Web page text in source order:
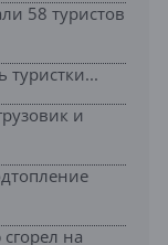
58 туристов
туристки...
и
на